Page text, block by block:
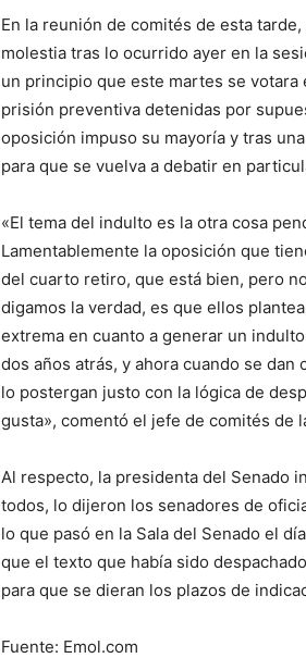
En la reunión de comités de esta
molestia tras lo ocurrido ayer en la
un principio que este martes se
prisión preventiva detenidas por
oposición impuso su mayoría y tras
para que se vuelva a debatir en
«El tema del indulto es la otra cosa
Lamentablemente la oposición que
del cuarto retiro, que está bien, pero
digamos la verdad, es que ellos
extrema en cuanto a generar un
dos años atrás, y ahora cuando se
lo postergan justo con la lógica de
gusta», comentó el jefe de comités de
Al respecto, la presidenta del Senado
todos, lo dijeron los senadores de
lo que pasó en la Sala del Senado el
que el texto que había sido
para que se dieran los plazos de
Fuente: Emol.com